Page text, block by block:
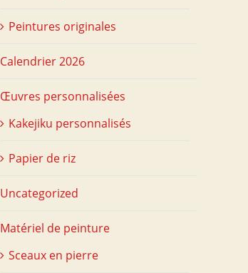
Peintures originales
Calendrier 2026
Œuvres personnalisées
Kakejiku personnalisés
Papier de riz
Uncategorized
Matériel de peinture
Sceaux en pierre